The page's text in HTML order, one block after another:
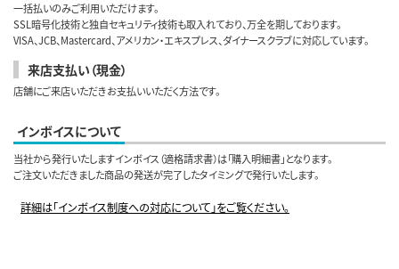
一括払いのみご利用いただけます。
SSL暗号化技術と独自セキュリティ技術も取入れており、万全を期しております。
VISA、JCB、Mastercard、アメリカン・エキスプレス、ダイナースクラブに対応しています。
来店支払い（現金）
店舗にご来店いただきお支払いいただく方法です。
インボイスについて
当社から発行いたしますインボイス（適格請求書）は「購入明細書」となります。
ご注文いただきました商品の発送が完了したタイミングで発行いたします。
詳細は「インボイス制度への対応について」をご覧ください。